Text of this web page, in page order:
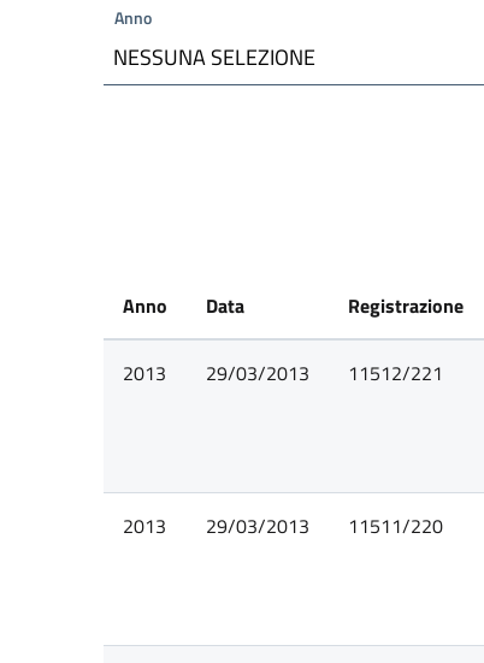
Anno
NESSUNA SELEZIONE
Anno Data Registrazione
2013 29/03/2013 11512/221
2013 29/03/2013 11511/220